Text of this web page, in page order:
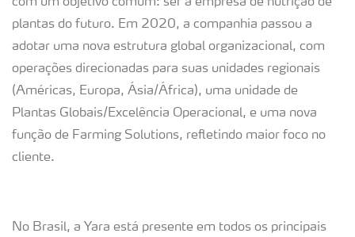
plantas do futuro. Em 2020, a companhia passou a
adotar uma nova estrutura global organizacional, com
operações direcionadas para suas unidades regionais
(Américas, Europa, Ásia/África), uma unidade de
Plantas Globais/Excelência Operacional, e uma nova
função de Farming Solutions, refletindo maior foco no
cliente.
No Brasil, a Yara está presente em todos os principais